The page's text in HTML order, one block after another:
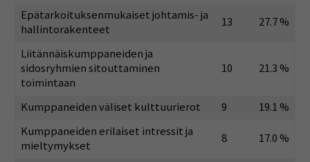
Epätarkoituksenmukaiset johtamis- ja
hallintorakenteet
13 27.7 %
Liitännäiskumppaneiden ja
sidosryhmien sitouttaminen
toimintaan
10 21.3 %
Kumppaneiden väliset kulttuurierot 9
19.1 %
Kumppaneiden erilaiset intressit ja
mieltymykset
8 17.0 %